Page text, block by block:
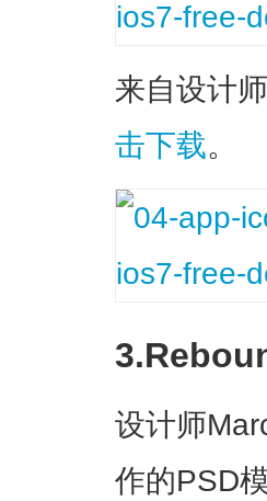
来自设计
击下载。
设计师
作的PSD